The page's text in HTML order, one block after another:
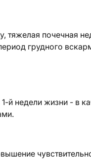
тяжелая почечная
грудного
й недели жизни - в